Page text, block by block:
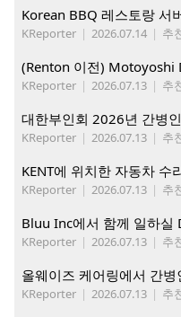
KReporter | 2026.07.14 | 추
KReporter | 2026.07.13 | 추
KReporter | 2026.07.13 | 추
KReporter | 2026.07.13 | 추
Bluu Inc에서 함께 일하실
KReporter | 2026.07.13 | 추
올웨이즈 케어링에서 간
KReporter | 2026.07.13 | 추